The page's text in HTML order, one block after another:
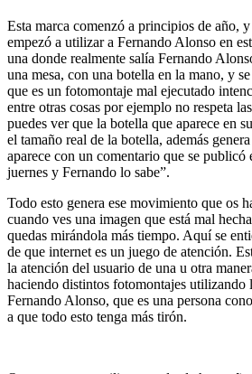
Esta marca comenzó a principios de año,
empezó a utilizar a Fernando Alonso en
una donde realmente salía Fernando
una mesa, con una botella en la mano, y
que es un fotomontaje mal ejecutado
entre otras cosas por ejemplo no respeta
puedes ver que la botella que aparece en
el tamaño real de la botella, además
aparece con un comentario que se publicó
juernes y Fernando lo sabe”.
Todo esto genera ese movimiento que os
cuando ves una imagen que está mal
quedas mirándola más tiempo. Aquí se
de que internet es un juego de atención.
la atención del usuario de una u otra
haciendo distintos fotomontajes utilizando
Fernando Alonso, que es una persona
a que todo esto tenga más tirón.